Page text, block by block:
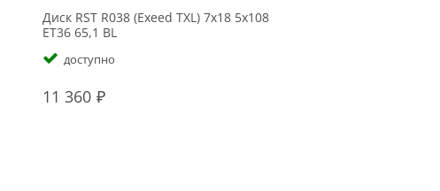
Диск RST R038 (Exeed TXL) 7x18 5x108
ET36 65,1 BL
доступно
11 360